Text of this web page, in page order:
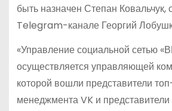
быть назначен Степан
Telegram-канале Георгий
«Управление социальной сетью
осуществляется управляющей
которой вошли представители
менеджмента VK и